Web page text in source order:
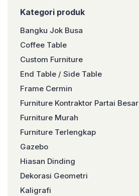
Kategori produk
Bangku Jok Busa
Coffee Table
Custom Furniture
End Table / Side Table
Frame Cermin
Furniture Kontraktor Partai Besar
Furniture Murah
Furniture Terlengkap
Gazebo
Hiasan Dinding
Dekorasi Geometri
Kaligrafi